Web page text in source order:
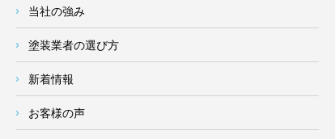
当社の強み
塗装業者の選び方
新着情報
お客様の声